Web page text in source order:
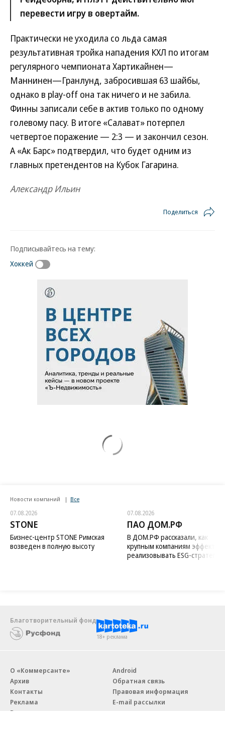
перевести игру в овертайм.
Практически не уходила со льда самая
результативная тройка нападения КХЛ по итогам
регулярного чемпионата Хартикайнен—
Маннинен—Гранлунд, забросившая 63 шайбы,
однако в play-off она так ничего и не забила.
Финны записали себе в актив только по одному
голевому пасу. В итоге «Салават» потерпел
четвертое поражение — 2:3 — и закончил сезон.
А «Ак Барс» подтвердил, что будет одним из
главных претендентов на Кубок Гагарина.
Александр Ильин
Поделиться
Подписывайтесь на тему:
Хоккей
Новости компаний Все
07.08.2026
STONE
Бизнес-центр STONE Римская
возведен в полную высоту
07.08.2026
ПАО ДОМ.РФ
В ДОМ.РФ рассказали, как
крупным компаниям
реализовывать ESG-стратегию
Благотворительный фонд
18+ реклама
О «Коммерсанте»
Архив
Контакты
Реклама
Вакансии
Android
Обратная связь
Правовая информация
E-mail рассылки